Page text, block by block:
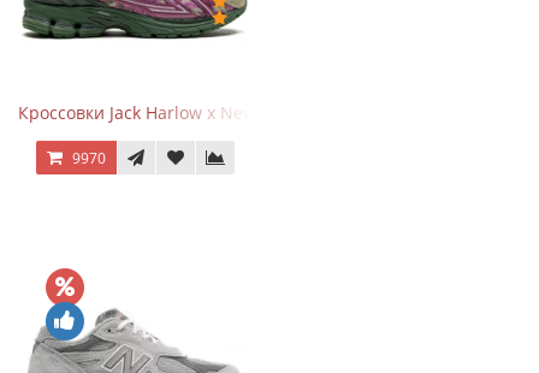
Кроссовки Jack Harlow x New Balance 1906r Kentucky Derby
9970